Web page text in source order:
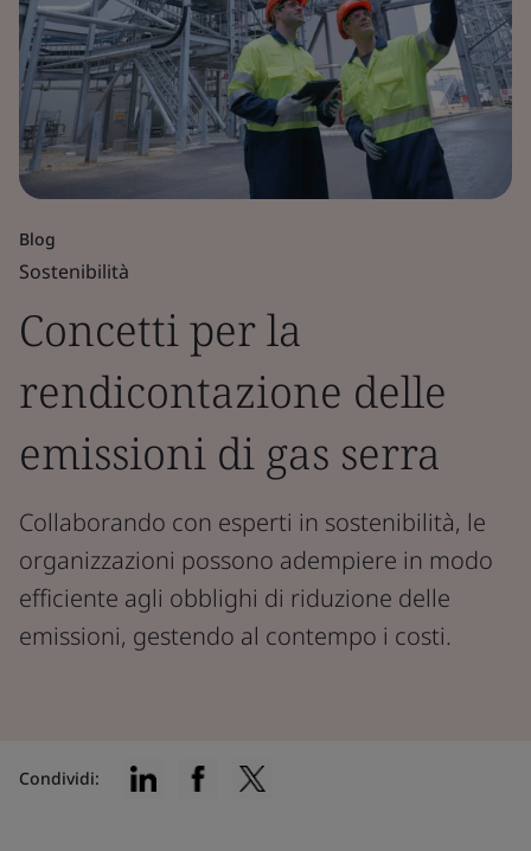
Blog
Sostenibilità
Concetti per la
rendicontazione delle
emissioni di gas serra
Collaborando con esperti in sostenibilità, le
organizzazioni possono adempiere in modo
efficiente agli obblighi di riduzione delle
emissioni, gestendo al contempo i costi.
Condividi: